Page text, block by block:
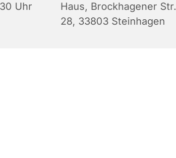
Uhr
Haus, Brockhagener Str.
28, 33803 Steinhagen